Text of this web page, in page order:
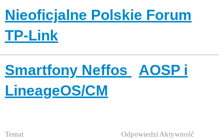
Nieoficjalne Polskie Forum
TP-Link
Smartfony Neffos
AOSP i
LineageOS/CM
Temat Odpowiedzi Aktywność